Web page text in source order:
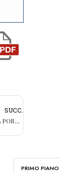
SUCC.
BARI, A SAN GIROLAMO I CASSONETTI DEL PORTA A PORTA CHIUSI A CHIAVE. L’ASSOCIAZIONE IX MAGGIO: “COSÌ EVITIAMO I CONFERIMENTI FUORI ORARIO”
PRIMO PIANO